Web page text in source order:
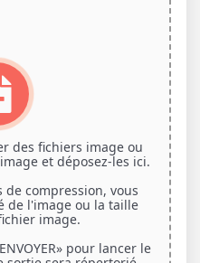
des fichiers image ou
et déposez-les ici.
de compression, vous
de l'image ou la taille
image.
pour lancer le